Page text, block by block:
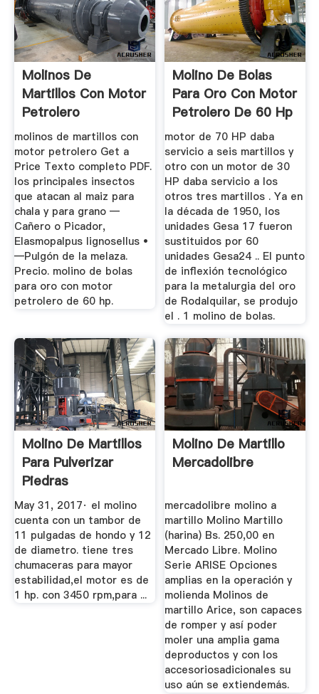
Molinos De
Martillos Con Motor
Petrolero
molinos de martillos con
motor petrolero Get a
Price Texto completo PDF.
los principales insectos
que atacan al maiz para
chala y para grano —
Cañero o Picador,
Elasmopalpus lignosellus •
—Pulgón de la melaza.
Precio. molino de bolas
para oro con motor
petrolero de 60 hp.
Molino De Bolas
Para Oro Con Motor
Petrolero De 60 Hp
motor de 70 HP daba
servicio a seis martillos y
otro con un motor de 30
HP daba servicio a los
otros tres martillos . Ya en
la década de 1950, los
unidades Gesa 17 fueron
sustituidos por 60
unidades Gesa24 .. El punto
de inflexión tecnológico
para la metalurgia del oro
de Rodalquilar, se produjo
el . 1 molino de bolas.
Molino De Martillos
Para Pulverizar
Piedras
"popocatepetl ...
May 31, 2017· el molino
cuenta con un tambor de
11 pulgadas de hondo y 12
de diametro. tiene tres
chumaceras para mayor
estabilidad,el motor es de
1 hp. con 3450 rpm,para ...
Molino De Martillo
Mercadolibre
mercadolibre molino a
martillo Molino Martillo
(harina) Bs. 250,00 en
Mercado Libre. Molino
Serie ARISE Opciones
amplias en la operación y
molienda Molinos de
martillo Arice, son capaces
de romper y así poder
moler una amplia gama
deproductos y con los
accesoriosadicionales su
uso aún se extiendemás.